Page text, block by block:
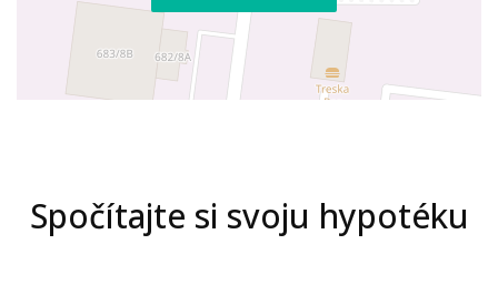
Spočítajte si svoju hypotéku